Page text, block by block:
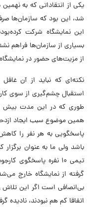
یکی از انتقاداتی که به
شد، این بود که سازمان‌ها
این نمایشگاه شرکت
بسیاری از سازمان‌ها فراهم
از مزیت‌های حضور در
استقبال چشم‌گیری از سوی
همین موضوع سبب ایجاد
پاسخگویی به هر نفر را
باشد ولی ما به عنوان
تیمی 10 نفره پاسخگوی
گرفته از نمایشگاه خارج
بی‌انصافی است اگر این
اتفاقا کم هم نبودند، نادیده